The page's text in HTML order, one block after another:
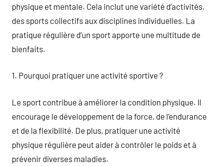
physique et mentale. Cela inclut une variété d’activités,
des sports collectifs aux disciplines individuelles. La
pratique régulière d’un sport apporte une multitude de
bienfaits.
1. Pourquoi pratiquer une activité sportive ?
Le sport contribue à améliorer la condition physique. Il
encourage le développement de la force, de l’endurance
et de la flexibilité. De plus, pratiquer une activité
physique régulière peut aider à contrôler le poids et à
prévenir diverses maladies.